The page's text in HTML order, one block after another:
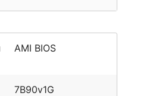
AMI BIOS
7B90v1G